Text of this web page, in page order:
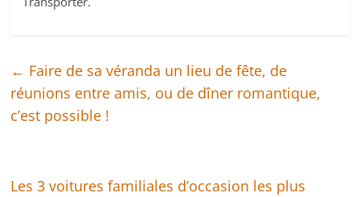
← Faire de sa véranda un lieu de fête, de
réunions entre amis, ou de dîner romantique,
c’est possible !
Les 3 voitures familiales d’occasion les plus